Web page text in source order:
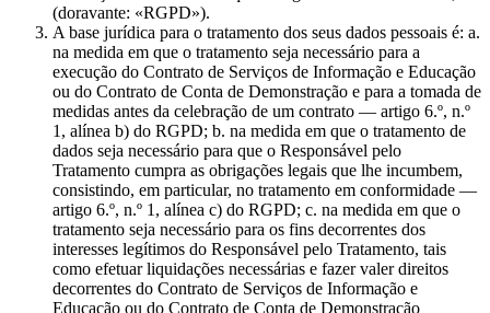
(doravante: «RGPD»).
A base jurídica para o tratamento dos seus dados pessoais é: a.
na medida em que o tratamento seja necessário para a
execução do Contrato de Serviços de Informação e Educação
ou do Contrato de Conta de Demonstração e para a tomada de
medidas antes da celebração de um contrato — artigo 6.º, n.º
1, alínea b) do RGPD; b. na medida em que o tratamento de
dados seja necessário para que o Responsável pelo
Tratamento cumpra as obrigações legais que lhe incumbem,
consistindo, em particular, no tratamento em conformidade —
artigo 6.º, n.º 1, alínea c) do RGPD; c. na medida em que o
tratamento seja necessário para os fins decorrentes dos
interesses legítimos do Responsável pelo Tratamento, tais
como efetuar liquidações necessárias e fazer valer direitos
decorrentes do Contrato de Serviços de Informação e
Educação ou do Contrato de Conta de Demonstração